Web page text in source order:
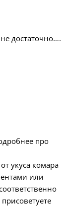
достаточно….
про
укуса комара
или